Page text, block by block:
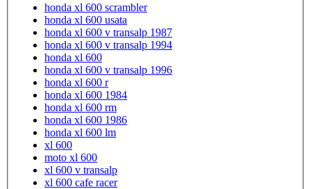
honda xl 600 scrambler
honda xl 600 usata
honda xl 600 v transalp 1987
honda xl 600 v transalp 1994
honda xl 600
honda xl 600 v transalp 1996
honda xl 600 r
honda xl 600 1984
honda xl 600 rm
honda xl 600 1986
honda xl 600 lm
xl 600
moto xl 600
xl 600 v transalp
xl 600 cafe racer